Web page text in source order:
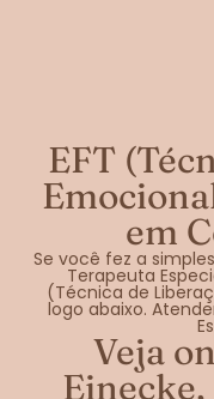
EFT
em
Se você fez a
Terapeuta
(Técnica de
logo abaixo.
Veja